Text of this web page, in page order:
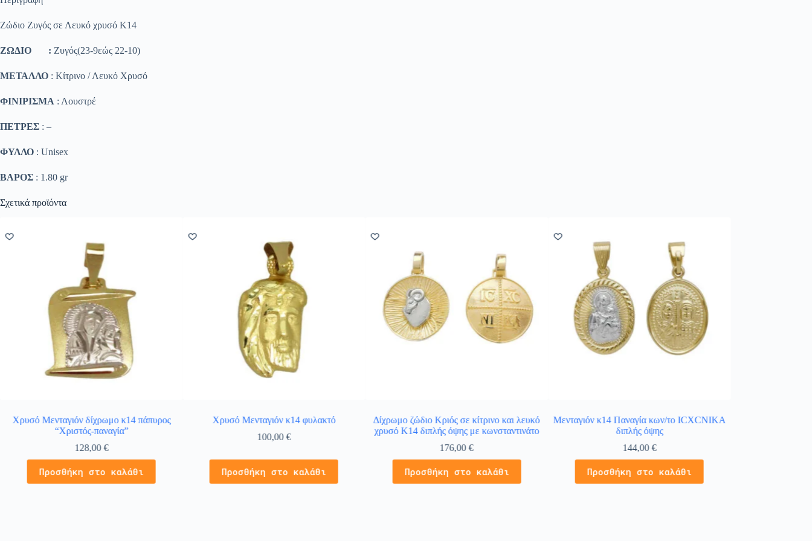
Ζώδιο Ζυγός σε Λευκό χρυσό Κ14
ΖΩΔΙΟ : Ζυγός(23-9εώς 22-10)
ΜΕΤΑΛΛΟ : Κίτρινο / Λευκό Χρυσό
ΦΙΝΙΡΙΣΜΑ : Λουστρέ
ΠΕΤΡΕΣ : –
ΦΥΛΛΟ : Unisex
ΒΑΡΟΣ : 1.80 gr
Σχετικά προϊόντα
Χρυσό Μενταγιόν δίχρωμο κ14 πάπυρος
“Χριστός-παναγία”
128,00€
Προσθήκη στο καλάθι
Χρυσό Μενταγιόν κ14 φυλακτό
100,00€
Προσθήκη στο καλάθι
Δίχρωμο ζώδιο Κριός σε κίτρινο και λευκό
χρυσό Κ14 διπλής όψης με κωνσταντινάτο
176,00€
Προσθήκη στο καλάθι
Μενταγιόν κ14 Παναγία κων/το ICXCNIKA
διπλής όψης
144,00€
Προσθήκη στο καλάθι